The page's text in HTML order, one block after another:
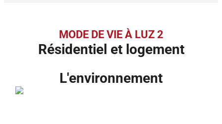
MODE DE VIE À LUZ 2
Résidentiel et logement
L'environnement